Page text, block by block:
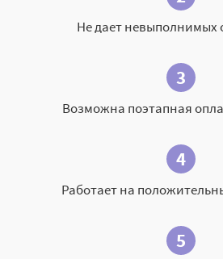
Не дает невыполнимых
3
Возможна поэтапная
4
Работает на
5